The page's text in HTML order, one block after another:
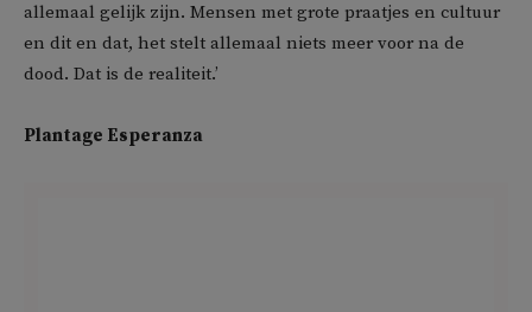
allemaal gelijk zijn. Mensen met grote praatjes en cultuur
en dit en dat, het stelt allemaal niets meer voor na de
dood. Dat is de realiteit.’
Plantage Esperanza